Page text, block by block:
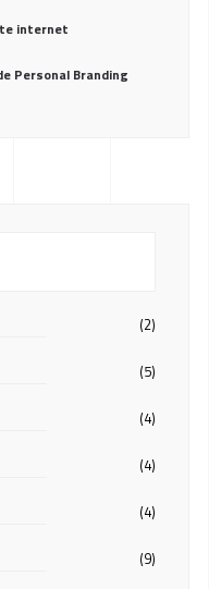
internet
Personal Branding
(2)
(5)
(4)
(4)
(4)
(9)